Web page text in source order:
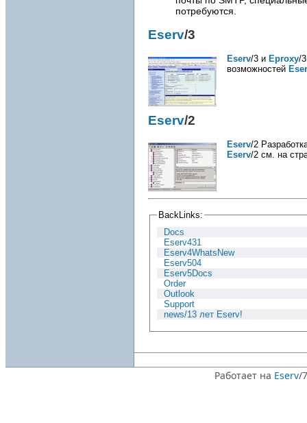
потребуются.
Eserv/3
Eserv/3 и Eproxy/
возможностей
Eserv/2
Eserv/2
Eserv/2 см. на
BackLinks:
Docs
Eserv431
Eserv4WhatsNew
Eserv504
Eserv5Docs
Order
Outlook
Support
news/13 лет Eserv!
Работает на Eserv/